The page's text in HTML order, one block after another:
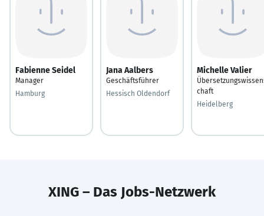
Fabienne Seidel
Manager
Hamburg
Jana Aalbers
Geschäftsführer
Hessisch Oldendorf
Michelle Valier
chaft
Heidelberg
XING – Das Jobs-Netzwerk